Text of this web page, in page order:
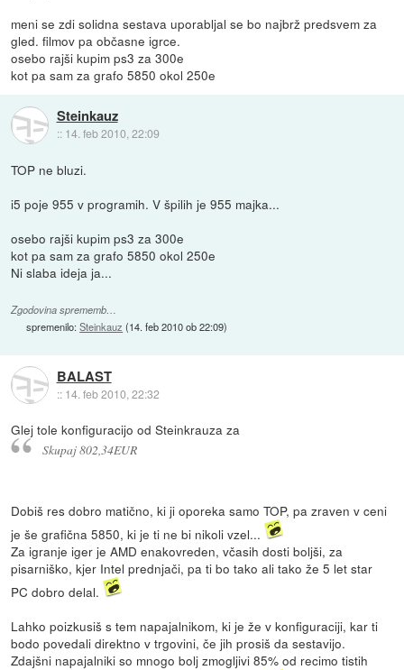
meni se zdi solidna sestava uporabljal se bo najbrž predsvem za
gled. filmov pa občasne igrce.
osebo rajši kupim ps3 za 300e
kot pa sam za grafo 5850 okol 250e
Steinkauz
:: 14. feb 2010, 22:09
TOP ne bluzi.
i5 poje 955 v programih. V špilih je 955 majka...
osebo rajši kupim ps3 za 300e
kot pa sam za grafo 5850 okol 250e
Ni slaba ideja ja...
Zgodovina sprememb…
spremenilo:Steinkauz (14. feb 2010 ob 22:09)
BALAST
:: 14. feb 2010, 22:32
Glej tole konfiguracijo od Steinkrauza za
Skupaj 802,34EUR
Dobiš res dobro matično, ki ji oporeka samo TOP, pa zraven v ceni
je še grafična 5850, ki je ti ne bi nikoli vzel...
Za igranje iger je AMD enakovreden, včasih dosti boljši, za
pisarniško, kjer Intel prednjači, pa ti bo tako ali tako že 5 let star
PC dobro delal.
Lahko poizkusiš s tem napajalnikom, ki je že v konfiguraciji, kar ti
bodo povedali direktno v trgovini, če jih prosiš da sestavijo.
Zdajšni napajalniki so mnogo bolj zmogljivi 85% od recimo tistih